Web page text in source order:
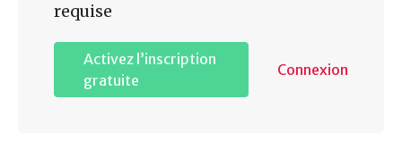
requise
Activez l’inscription
gratuite
Connexion